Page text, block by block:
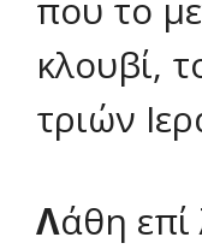
που το
κλουβί,
τριών
Λάθη